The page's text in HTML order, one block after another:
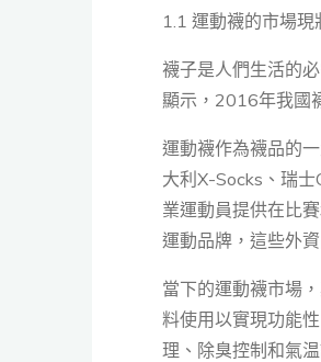
1.1 運動襪的市場現
襪子是人們生活的
顯示，2016年我國
運動襪作為襪品的
大利X-Socks、瑞
業運動員提供在比
運動品牌，這些外
當下的運動襪市場
料使用以實現功能
理、除臭控制和氣